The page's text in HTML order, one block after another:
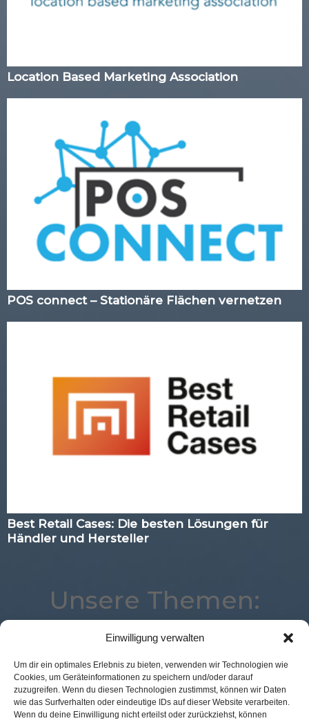
Einwilligung verwalten
Um dir ein optimales Erlebnis zu bieten, verwenden wir Technologien wie
Cookies, um Geräteinformationen zu speichern und/oder darauf
zuzugreifen. Wenn du diesen Technologien zustimmst, können wir Daten
wie das Surfverhalten oder eindeutige IDs auf dieser Website verarbeiten.
Wenn du deine Einwilligung nicht erteilst oder zurückziehst, können
Location Based Marketing Association
POS connect – Stationäre Flächen vernetzen
Best Retail Cases: Die besten Lösungen für
Händler und Hersteller
Unsere Themen:
Studie Logistik Location
Payment
Advertising
eCommerce
Künstliche Intelligenz
Voice
Augmented Reality
Marketing
Expertenwissen
Mobile Analytics POS Connect